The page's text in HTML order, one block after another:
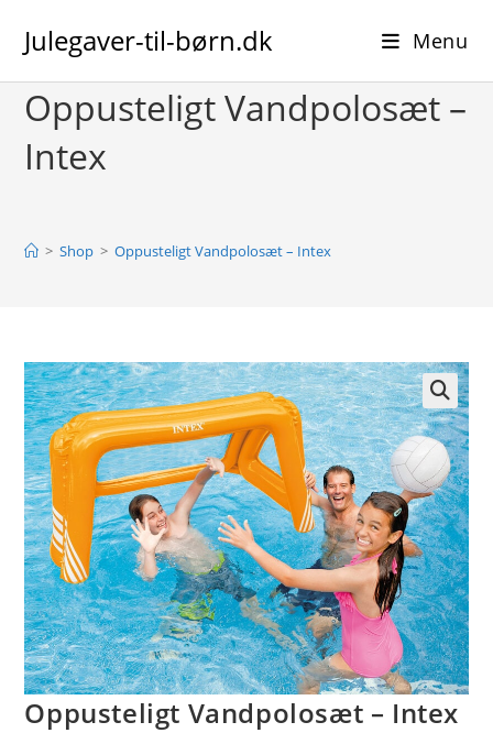
content
Julegaver-til-børn.dk Menu
Oppusteligt Vandpolosæt –
Intex
> Shop > Oppusteligt Vandpolosæt – Intex
🔍
Oppusteligt Vandpolosæt – Intex